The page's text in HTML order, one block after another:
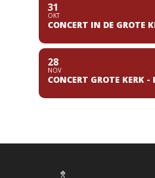
31
OKT
CONCERT IN DE GROTE
28
NOV
CONCERT GROTE KERK -